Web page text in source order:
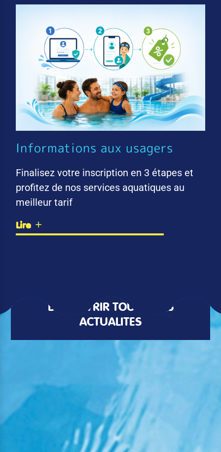
Informations aux usagers
Finalisez votre inscription en 3 étapes et
profitez de nos services aquatiques au
meilleur tarif
Lire
DÉCOUVRIR TOUTES LES
ACTUALITÉS